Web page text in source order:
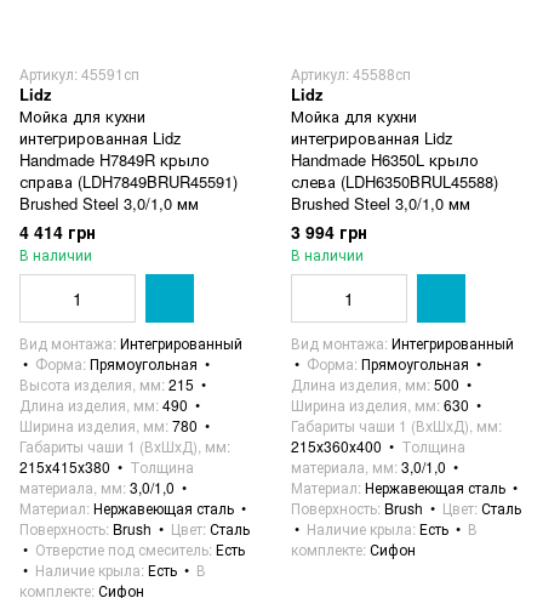
Артикул: 45591сп
Lidz
Мойка для кухни
интегрированная Lidz
Handmade H7849R крыло
справа (LDH7849BRUR45591)
Brushed Steel 3,0/1,0 мм
4 414 грн
В наличии
Вид монтажа Интегрированный
Форма Прямоугольная
Высота изделия, мм 215
Длина изделия, мм 490
Ширина изделия, мм 780
Габариты чаши 1 (ВхШхД), мм
215х415х380
Толщина
материала, мм 3,0/1,0
Материал Нержавеющая сталь
Поверхность Brush Цвет Сталь
Отверстие под смеситель Есть
Наличие крыла Есть
В
комплекте Сифон
Артикул: 45588сп
Lidz
Мойка для кухни
интегрированная Lidz
Handmade H6350L крыло
слева (LDH6350BRUL45588)
Brushed Steel 3,0/1,0 мм
3 994 грн
В наличии
Вид монтажа Интегрированный
Форма Прямоугольная
Длина изделия, мм 500
Ширина изделия, мм 630
Габариты чаши 1 (ВхШхД), мм
215х360х400
Толщина
материала, мм 3,0/1,0
Материал Нержавеющая сталь
Поверхность Brush Цвет Сталь
Наличие крыла Есть
В
комплекте Сифон